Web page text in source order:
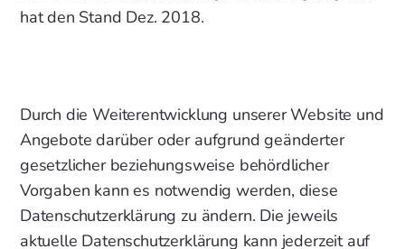
hat den Stand Dez. 2018.
Durch die Weiterentwicklung unserer Website und
Angebote darüber oder aufgrund geänderter
gesetzlicher beziehungsweise behördlicher
Vorgaben kann es notwendig werden, diese
Datenschutzerklärung zu ändern. Die jeweils
aktuelle Datenschutzerklärung kann jederzeit auf